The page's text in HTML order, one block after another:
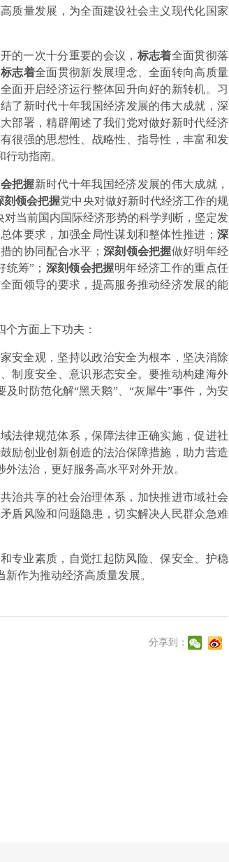
质量发展，为全面建设社会主义现代化国家
的一次十分重要的会议， 标志着全面贯彻落
标志着全面贯彻新发展理念、全面转向高质量
面开启经济运行整体回升向好的新转机。习
了新时代十年我国经济发展的伟大成就，深
部署，精辟阐述了我们党对做好新时代经济
很强的思想性、战略性、指导性，丰富和发
动指南。
把握新时代十年我国经济发展的伟大成就，
刻领会把握党中央对做好新时代经济工作的规
对当前国内国际经济形势的科学判断，坚定发
体要求，加强全局性谋划和整体性推进； 深
的协同配合水平； 深刻领会把握做好明年经
筹”； 深刻领会把握明年经济工作的重点任
面领导的要求，提高服务推动经济发展的能
方面上下功夫：
安全观，坚持以政治安全为根本，坚决消除
制度安全、意识形态安全。要推动构建海外
时防范化解“黑天鹅”、“灰犀牛”事件，为安
法律规范体系，保障法律正确实施，促进社
励创业创新创造的法治保障措施，助力营造
法治，更好服务高水平对外开放。
治共享的社会治理体系，加快推进市域社会
盾风险和问题隐患，切实解决人民群众急难
专业素质，自觉扛起防风险、保安全、护稳
作为推动经济高质量发展。
分享到：